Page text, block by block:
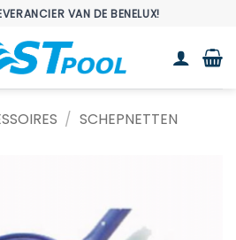
VAN DE BENELUX!
/ SCHEPNETTEN